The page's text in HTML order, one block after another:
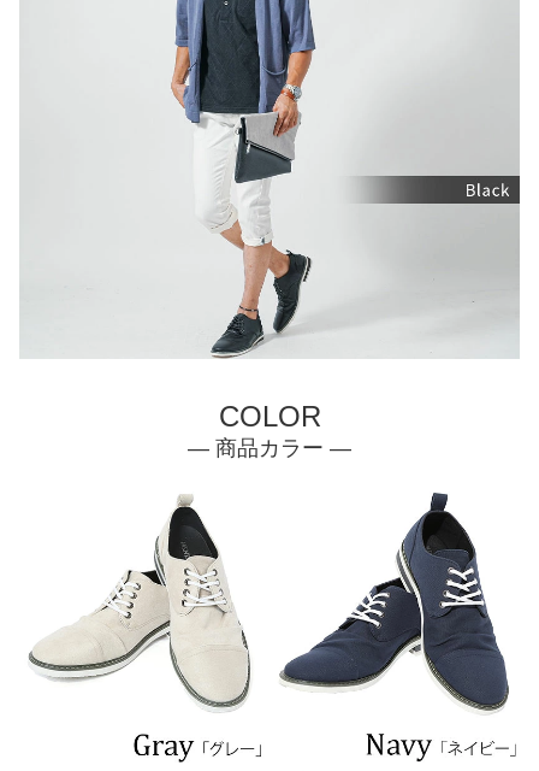
COLOR
— 商品カラー —